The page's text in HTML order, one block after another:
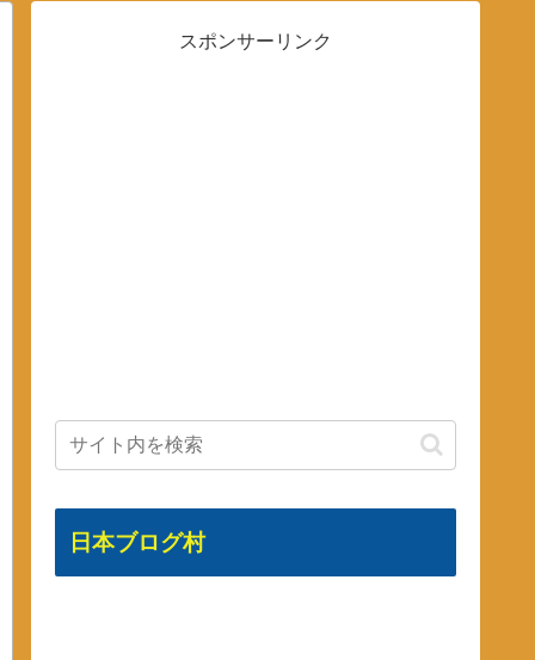
スポンサーリンク
日本ブログ村